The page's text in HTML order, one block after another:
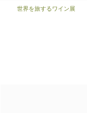
世界を旅するワイン展